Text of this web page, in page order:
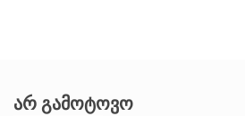
ᲐᲠ ᲒᲐᲛᲝᲢᲝᲕᲝ